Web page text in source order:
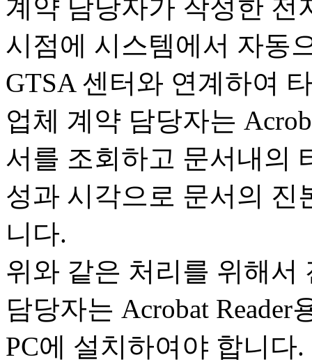
계약 담당자가 작성한 전
시점에 시스템에서 자동
GTSA 센터와 연계하여
업체 계약 담당자는
서를 조회하고 문서내의
성과 시각으로 문서의 진
니다.
위와 같은 처리를 위해서
담당자는 Acrobat
PC에 설치하여야 합니다.